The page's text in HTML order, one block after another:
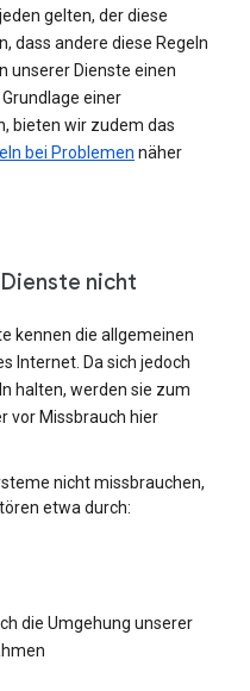
gelten, der diese
dass andere diese Regeln
unserer Dienste einen
einer
bieten wir zudem das
bei Problemen näher
nicht
kennen die allgemeinen
Internet. Da sich jedoch
halten, werden sie zum
vor Missbrauch hier
nicht missbrauchen,
etwa durch:
die Umgehung unserer